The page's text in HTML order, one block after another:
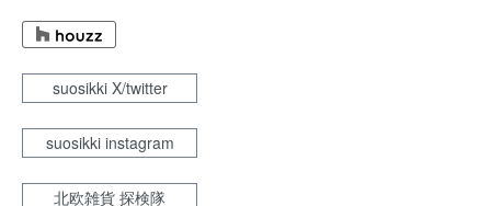
suosikki X/twitter
suosikki instagram
北欧雑貨 探検隊